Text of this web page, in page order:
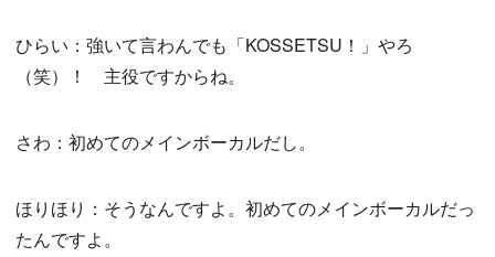
ひらい：強いて言わんでも「KOSSETSU！」やろ
（笑）！ 主役ですからね。
さわ：初めてのメインボーカルだし。
ほりほり：そうなんですよ。初めてのメインボーカルだっ
たんですよ。